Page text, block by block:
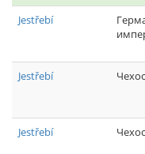
Jestřebí
Jestřebí
Jestřebí